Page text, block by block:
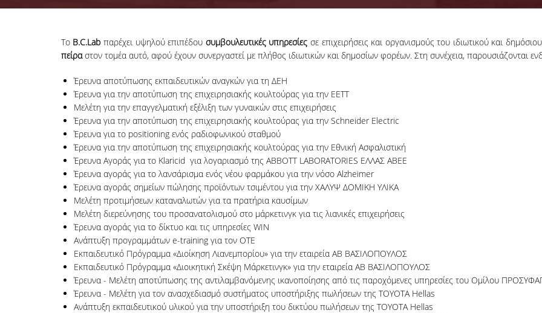
Το B.C.Lab παρέχει υψηλού επιπέδου συμβουλευτικές υπηρεσίες σε επιχειρήσεις και οργανισμούς του ιδιωτικού και
πείραστον τομέα αυτό, αφού έχουν συνεργαστεί με πλήθος ιδιωτικών και δημοσίων φορέων. Στη συνέχεια, παρουσιάζονται
Έρευνα αποτύπωσης εκπαιδευτικών αναγκών για τη ΔΕΗ
Έρευνα για την αποτύπωση της επιχειρησιακής κουλτούρας για την ΕΕΤΤ
Μελέτη για την επαγγελματική εξέλιξη των γυναικών στις επιχειρήσεις
Έρευνα για την αποτύπωση της επιχειρησιακής κουλτούρας για την Schneider Electric
Έρευνα για το positioning ενός ραδιοφωνικού σταθμού
Έρευνα για την αποτύπωση της επιχειρησιακής κουλτούρας για την Εθνική Ασφαλιστική
Έρευνα Αγοράς για το Klaricid για λογαριασμό της ABBOTT LABORATORIES ΕΛΛΑΣ ΑΒΕΕ
Έρευνα αγοράς για το λανσάρισμα ενός νέου φαρμάκου για την νόσο Alzheimer
Έρευνα αγοράς σημείων πώλησης προϊόντων τσιμέντου για την ΧΑΛΥΨ ΔΟΜΙΚΗ ΥΛΙΚΑ
Μελέτη προτιμήσεων καταναλωτών για τα πρατήρια καυσίμων
Μελέτη διερεύνησης του προσανατολισμού στο μάρκετινγκ για τις λιανικές επιχειρήσεις
Έρευνα αγοράς για το δίκτυο και τις υπηρεσίες WIN
Ανάπτυξη προγραμμάτων e-training για τον ΟΤΕ
Εκπαιδευτικό Πρόγραμμα «Διοίκηση Λιανεμπορίου» για την εταιρεία ΑΒ ΒΑΣΙΛΟΠΟΥΛΟΣ
Εκπαιδευτικό Πρόγραμμα «Διοικητική Σκέψη Μάρκετινγκ» για την εταιρεία ΑΒ ΒΑΣΙΛΟΠΟΥΛΟΣ
Έρευνα - Μελέτη αποτύπωσης της αντιλαμβανόμενης ικανοποίησης από τις παροχόμενες υπηρεσίες του Ομίλου
Έρευνα - Μελέτη για τον ανασχεδιασμό συστήματος υποστήριξης πωλήσεων της TOYOTA Hellas
Ανάπτυξη εκπαιδευτικού υλικού για την υποστήριξη του δικτύου πωλήσεων της TOYOTA Hellas